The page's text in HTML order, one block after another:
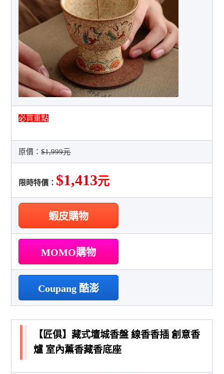
必買重點
原價：$1,999元
限時特價： $1,413元
蝦皮購物
MOMO購物
Coupang 酷澎
【匠俱】藏式壇城香盤 線香香插 創意香
爐 室內薰香藏香底座